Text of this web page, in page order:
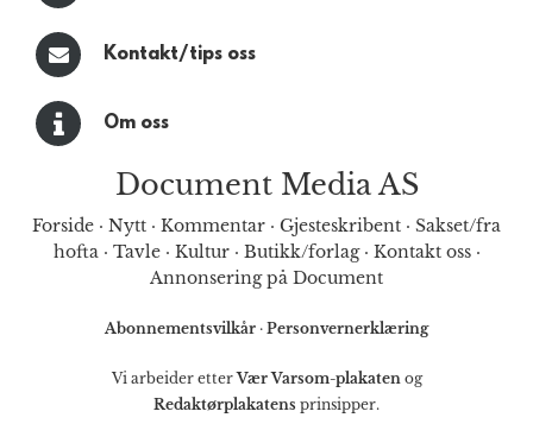
Kontakt/tips oss
Om oss
Document Media AS
Forside · Nytt · Kommentar · Gjesteskribent · Sakset/fra
hofta· Tavle· Kultur· Butikk/forlag· Kontakt oss·
Annonsering på Document
Abonnementsvilkår · Personvernerklæring
Vi arbeider etterVær Varsom-plakaten og
Redaktørplakatens prinsipper.